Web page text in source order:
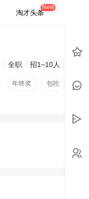
淘才头条
New
全职 招1~10人
年终奖 包吃
节日